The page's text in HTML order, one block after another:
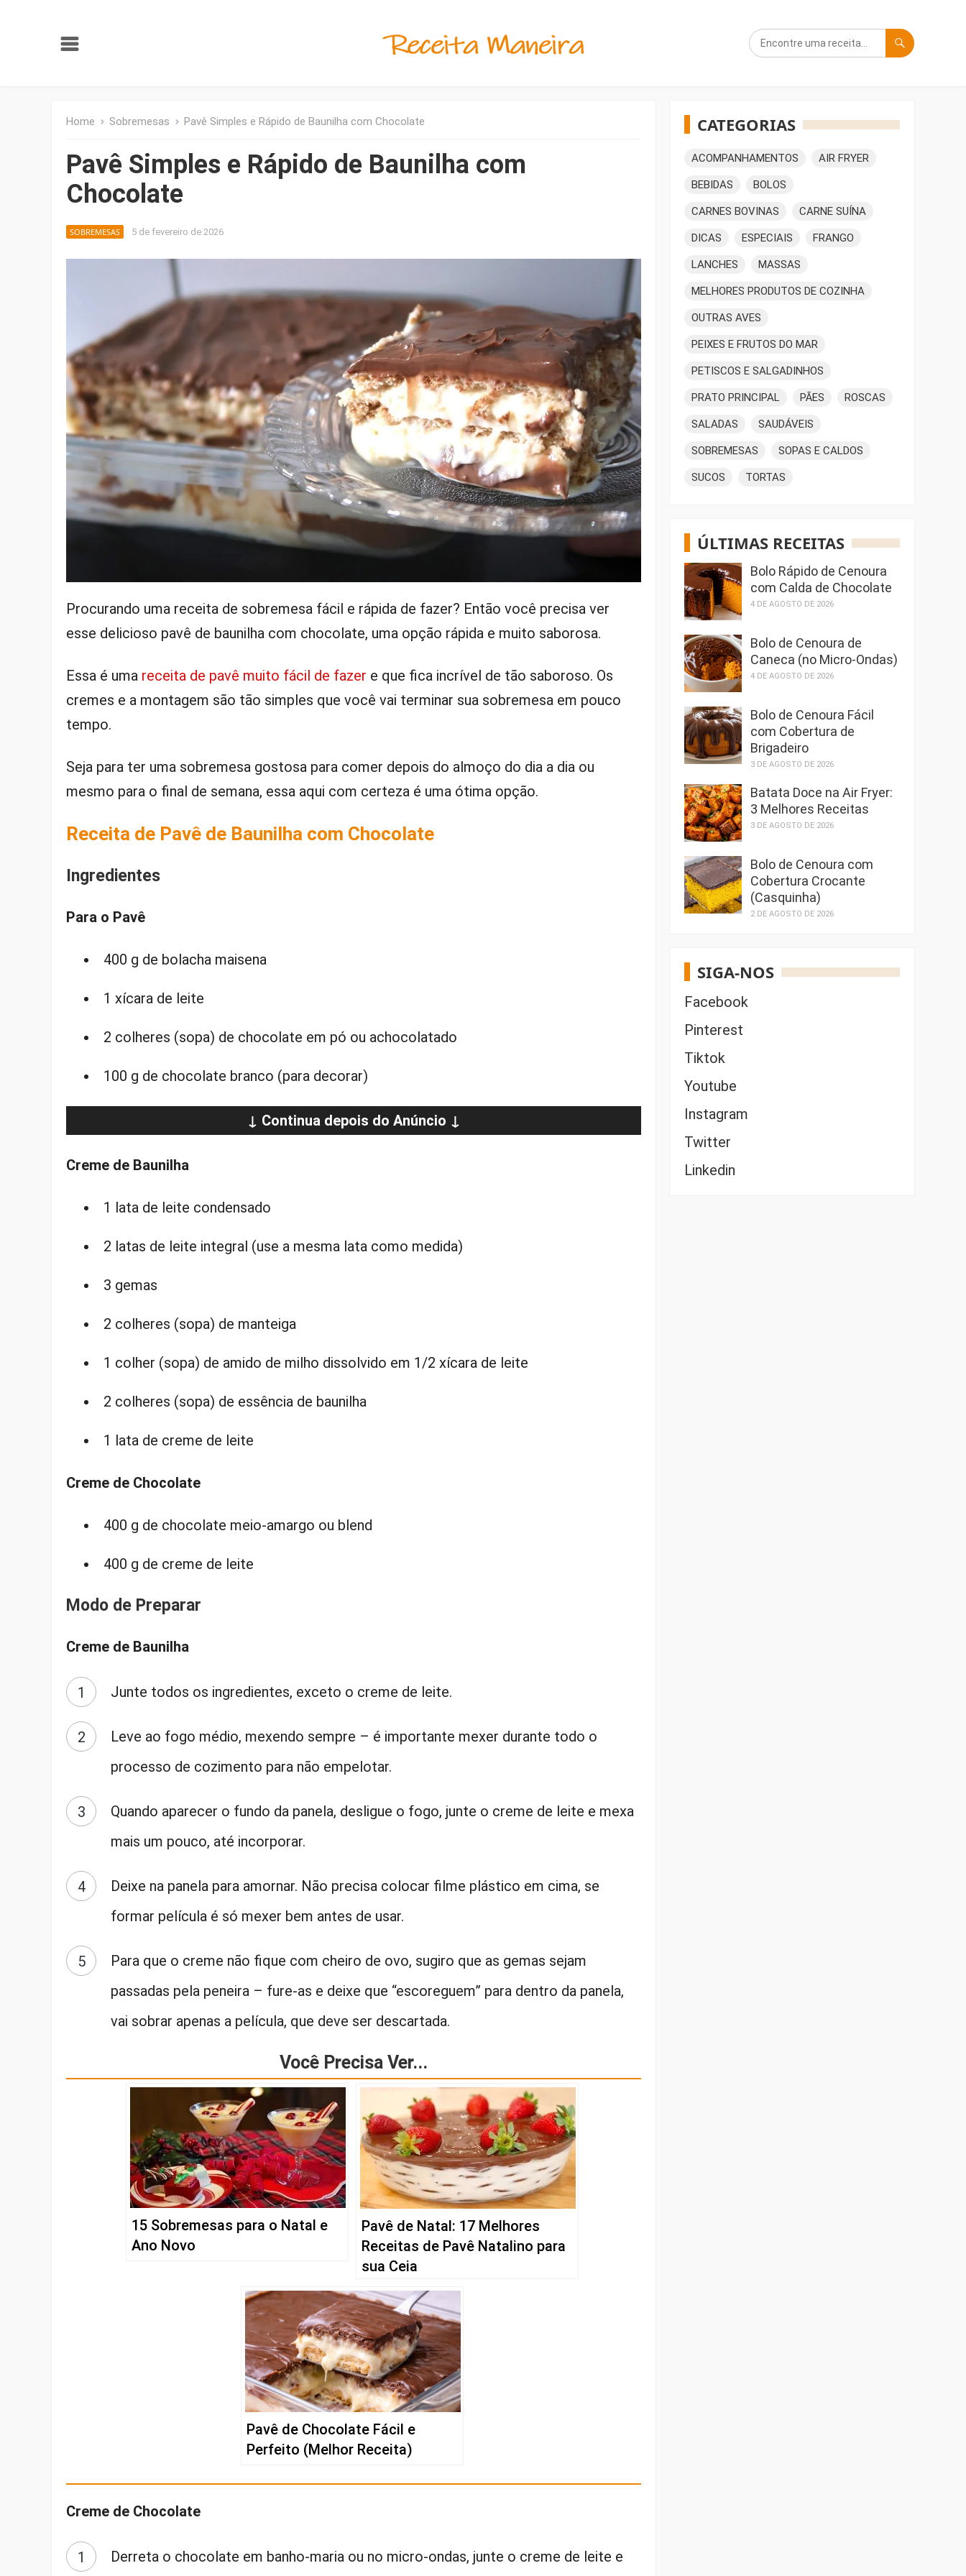
Home Sobremesas Pavê Simples e Rápido de Baunilha com Chocolate
Pavê Simples e Rápido de Baunilha com
Chocolate
SOBREMESAS 5 de fevereiro de 2026
Procurando uma receita de sobremesa fácil e rápida de fazer? Então você precisa ver
esse delicioso pavê de baunilha com chocolate, uma opção rápida e muito saborosa.
Essa é uma receita de pavê muito fácil de fazer e que fica incrível de tão saboroso. Os
cremes e a montagem são tão simples que você vai terminar sua sobremesa em pouco
tempo.
Seja para ter uma sobremesa gostosa para comer depois do almoço do dia a dia ou
mesmo para o final de semana, essa aqui com certeza é uma ótima opção.
Receita de Pavê de Baunilha com Chocolate
Ingredientes
Para o Pavê
400 g de bolacha maisena
1 xícara de leite
2 colheres (sopa) de chocolate em pó ou achocolatado
100 g de chocolate branco (para decorar)
↓ Continua depois do Anúncio ↓
Creme de Baunilha
1 lata de leite condensado
2 latas de leite integral (use a mesma lata como medida)
3 gemas
2 colheres (sopa) de manteiga
1 colher (sopa) de amido de milho dissolvido em 1/2 xícara de leite
2 colheres (sopa) de essência de baunilha
1 lata de creme de leite
Creme de Chocolate
400 g de chocolate meio-amargo ou blend
400 g de creme de leite
Modo de Preparar
Creme de Baunilha
Junte todos os ingredientes, exceto o creme de leite.
Leve ao fogo médio, mexendo sempre – é importante mexer durante todo o
processo de cozimento para não empelotar.
Quando aparecer o fundo da panela, desligue o fogo, junte o creme de leite e mexa
mais um pouco, até incorporar.
Deixe na panela para amornar. Não precisa colocar filme plástico em cima, se
formar película é só mexer bem antes de usar.
Para que o creme não fique com cheiro de ovo, sugiro que as gemas sejam
passadas pela peneira – fure-as e deixe que “escoreguem” para dentro da panela,
vai sobrar apenas a película, que deve ser descartada.
Você Precisa Ver...
15 Sobremesas para o Natal e
Ano Novo
Pavê de Natal: 17 Melhores
Receitas de Pavê Natalino para
sua Ceia
Pavê de Chocolate Fácil e
Perfeito (Melhor Receita)
Creme de Chocolate
Derreta o chocolate em banho-maria ou no micro-ondas, junte o creme de leite e
CATEGORIAS
ACOMPANHAMENTOS AIR FRYER
BEBIDAS BOLOS
CARNES BOVINAS CARNE SUÍNA
DICAS ESPECIAIS FRANGO
LANCHES MASSAS
MELHORES PRODUTOS DE COZINHA
OUTRAS AVES
PEIXES E FRUTOS DO MAR
PETISCOS E SALGADINHOS
PRATO PRINCIPAL PÃES ROSCAS
SALADAS SAUDÁVEIS
SOBREMESAS SOPAS E CALDOS
SUCOS TORTAS
ÚLTIMAS RECEITAS
Bolo Rápido de Cenoura
com Calda de Chocolate
4 DE AGOSTO DE 2026
Bolo de Cenoura de
Caneca (no Micro-Ondas)
4 DE AGOSTO DE 2026
Bolo de Cenoura Fácil
com Cobertura de
Brigadeiro
3 DE AGOSTO DE 2026
Batata Doce na Air Fryer:
3 Melhores Receitas
3 DE AGOSTO DE 2026
Bolo de Cenoura com
Cobertura Crocante
(Casquinha)
2 DE AGOSTO DE 2026
SIGA-NOS
Facebook
Pinterest
Tiktok
Youtube
Instagram
Twitter
Linkedin